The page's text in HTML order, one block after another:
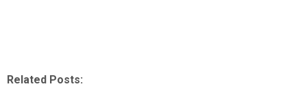
Related Posts: